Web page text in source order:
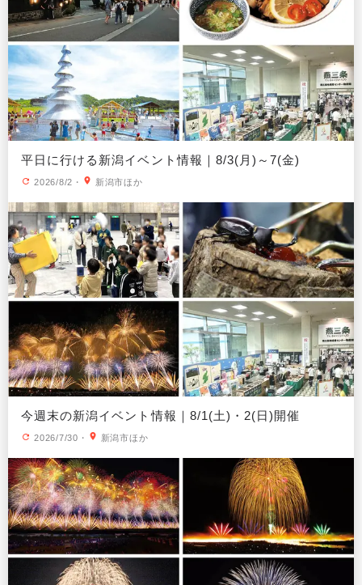
平日に行ける新潟イベント情報｜8/3(月)～7(金)
2026/8/2 ・ 新潟市ほか
今週末の新潟イベント情報｜8/1(土)・2(日)開催
2026/7/30 ・ 新潟市ほか